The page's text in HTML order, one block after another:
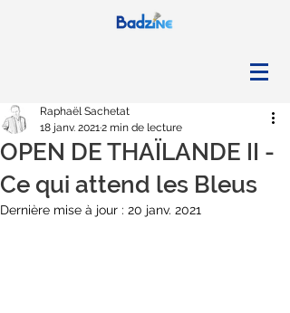
OPEN DE THAÏLANDE II -
Ce qui attend les Bleus
Raphaël Sachetat
18 janv. 20212 min de lecture
Dernière mise à jour : 20 janv. 2021